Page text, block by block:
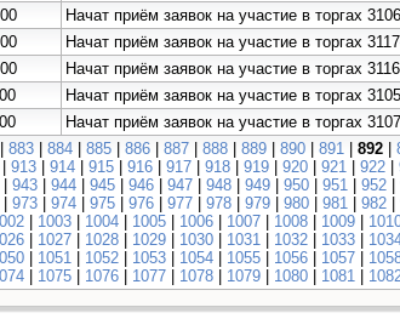
Начат приём заявок на участие в торгах
Начат приём заявок на участие в торгах
Начат приём заявок на участие в торгах
Начат приём заявок на участие в торгах
Начат приём заявок на участие в торгах
| 883 | 884 | 885 | 886 | 887 | 888 | 889 | 890 | 891 | 892 |
| 913 | 914 | 915 | 916 | 917 | 918 | 919 | 920 | 921 | 922 |
| 943 | 944 | 945 | 946 | 947 | 948 | 949 | 950 | 951 | 952 |
| 973 | 974 | 975 | 976 | 977 | 978 | 979 | 980 | 981 | 982 |
| 1003 | 1004 | 1005 | 1006 | 1007 | 1008 | 1009 |
| 1027 | 1028 | 1029 | 1030 | 1031 | 1032 | 1033 |
| 1051 | 1052 | 1053 | 1054 | 1055 | 1056 | 1057 |
| 1075 | 1076 | 1077 | 1078 | 1079 | 1080 | 1081 |